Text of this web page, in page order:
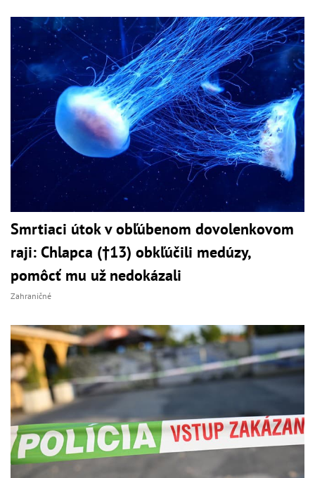
Smrtiaci útok v obľúbenom dovolenkovom
raji: Chlapca (†13) obkľúčili medúzy,
pomôcť mu už nedokázali
Zahraničné